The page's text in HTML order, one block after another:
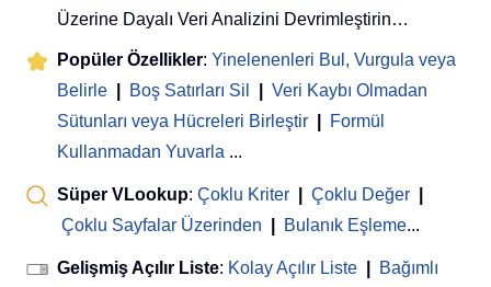
Üzerine Dayalı Veri Analizini Devrimleştirin…
Popüler Özellikler: Yinelenenleri Bul, Vurgula veya
Belirle
Boş Satırları Sil
Veri Kaybı Olmadan
Sütunları veya Hücreleri Birleştir
Formül
Kullanmadan Yuvarla ...
Süper VLookup: Çoklu Kriter Çoklu Değer
Çoklu Sayfalar Üzerinden
Bulanık Eşleme...
Gelişmiş Açılır Liste: Kolay Açılır Liste
Bağımlı